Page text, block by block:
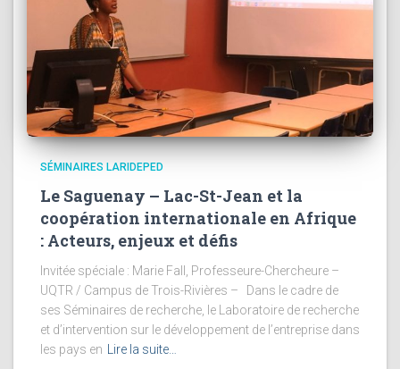
SÉMINAIRES LARIDEPED
Le Saguenay – Lac-St-Jean et la
coopération internationale en Afrique
: Acteurs, enjeux et défis
Invitée spéciale : Marie Fall, Professeure-Chercheure –
UQTR / Campus de Trois-Rivières – Dans le cadre de
ses Séminaires de recherche, le Laboratoire de recherche
et d’intervention sur le développement de l’entreprise dans
les pays en
Lire la suite…